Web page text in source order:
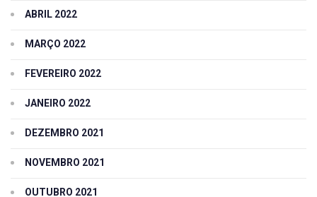
ABRIL 2022
MARÇO 2022
FEVEREIRO 2022
JANEIRO 2022
DEZEMBRO 2021
NOVEMBRO 2021
OUTUBRO 2021